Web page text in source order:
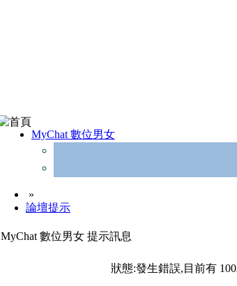
MyChat 數位男女
»
論壇提示
MyChat 數位男女 提示訊息
狀態:發生錯誤,目前有